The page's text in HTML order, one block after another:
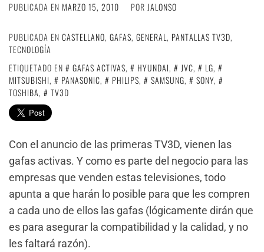
PUBLICADA EN MARZO 15, 2010 POR JALONSO
PUBLICADA EN CASTELLANO, GAFAS, GENERAL, PANTALLAS TV3D,
TECNOLOGÍA
ETIQUETADO EN
GAFAS ACTIVAS, HYUNDAI, JVC, LG,
MITSUBISHI, PANASONIC, PHILIPS, SAMSUNG, SONY,
TOSHIBA, TV3D
Con el anuncio de las primeras TV3D, vienen las
gafas activas. Y como es parte del negocio para las
empresas que venden estas televisiones, todo
apunta a que harán lo posible para que les compren
a cada uno de ellos las gafas (lógicamente dirán que
es para asegurar la compatibilidad y la calidad, y no
les faltará razón).